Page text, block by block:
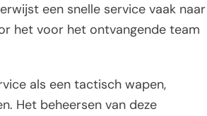
een snelle service vaak naar
het voor het ontvangende team
als een tactisch wapen,
Het beheersen van deze